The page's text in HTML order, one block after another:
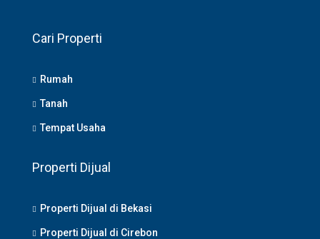
Cari Properti
Rumah
Tanah
Tempat Usaha
Properti Dijual
Properti Dijual di Bekasi
Properti Dijual di Cirebon